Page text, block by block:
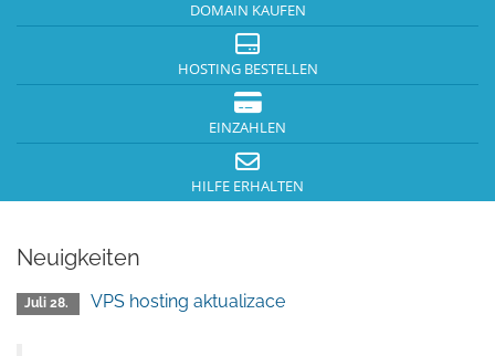
DOMAIN KAUFEN
HOSTING BESTELLEN
EINZAHLEN
HILFE ERHALTEN
Neuigkeiten
Juli 28. VPS hosting aktualizace